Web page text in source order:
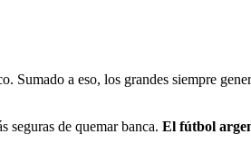
Sumado a eso, los grandes siempre
seguras de quemar banca. El fútbol